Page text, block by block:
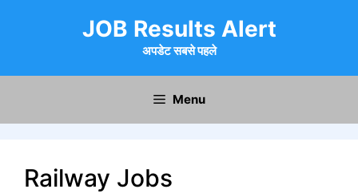
JOB Results Alert
अपडेट सबसे पहले
Menu
Railway Jobs